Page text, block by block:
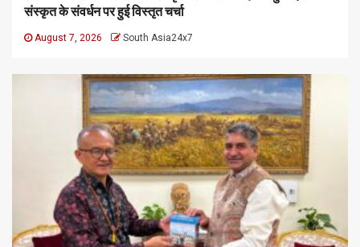
संस्कृत के संवर्धन पर हुई विस्तृत चर्चा
August 7, 2026 South Asia24x7